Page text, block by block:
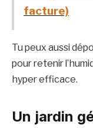
facture)
Tu peux aussi
pour retenir
hyper efficace.
Un jardin